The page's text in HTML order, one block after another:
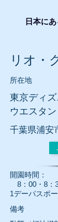
日本に
リオ・
所在地
東京ディ
ウエスタ
千葉県浦安
開園時間：
8：00・8：
1デーパスポ
​備考